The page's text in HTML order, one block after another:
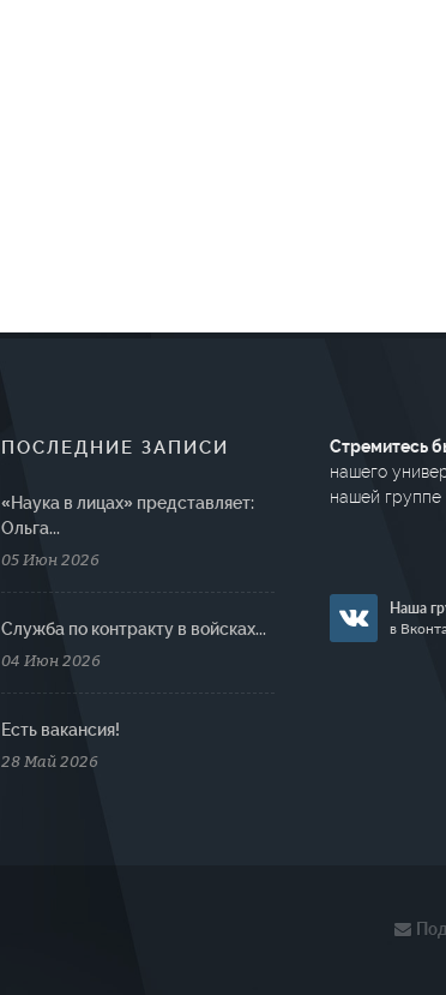
ПОСЛЕДНИЕ ЗАПИСИ
«Наука в лицах» представляет:
Ольга...
05 Июн 2026
Cлужба по контракту в войсках...
04 Июн 2026
Есть вакансия!
28 Май 2026
Стремитесь
нашего
нашей группе
Наша
в